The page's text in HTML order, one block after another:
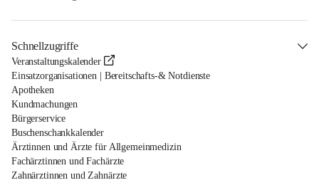
Schnellzugriffe
Veranstaltungskalender
Einsatzorganisationen | Bereitschafts-& Notdienste
Apotheken
Kundmachungen
Bürgerservice
Buschenschankkalender
Ärztinnen und Ärzte für Allgemeinmedizin
Fachärztinnen und Fachärzte
Zahnärztinnen und Zahnärzte